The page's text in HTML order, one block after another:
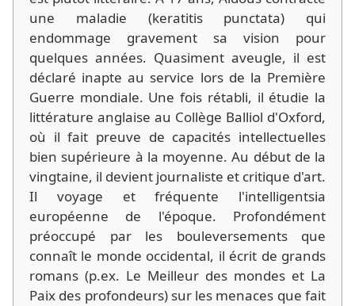
une maladie (keratitis punctata) qui
endommage gravement sa vision pour
quelques années. Quasiment aveugle, il est
déclaré inapte au service lors de la Première
Guerre mondiale. Une fois rétabli, il étudie la
littérature anglaise au Collège Balliol d'Oxford,
où il fait preuve de capacités intellectuelles
bien supérieure à la moyenne. Au début de la
vingtaine, il devient journaliste et critique d'art.
Il voyage et fréquente l'intelligentsia
européenne de l'époque. Profondément
préoccupé par les bouleversements que
connaît le monde occidental, il écrit de grands
romans (p.ex. Le Meilleur des mondes et La
Paix des profondeurs) sur les menaces que fait